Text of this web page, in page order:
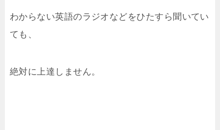
わからない英語のラジオなどをひたすら聞いてい
ても、
絶対に上達しません。